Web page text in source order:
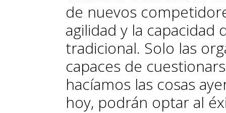
de nuevos
agilidad y la capacidad
tradicional. Solo las
capaces de
hacíamos las cosas
hoy, podrán optar al